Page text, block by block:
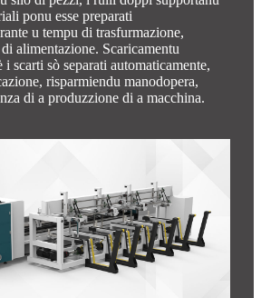
ponu esse preparati
u tempu di trasfurmazione,
alimentazione. Scaricamentu
scarti sò separati automaticamente,
risparmiendu manodopera,
di a produzzione di a macchina.